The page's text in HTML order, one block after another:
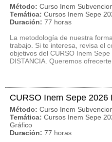
Método: Curso Inem
Temática: Cursos Inem Sepe
Duración: 77 horas
La metodología de nuestra
trabajo. Si te interesa, revisa el
objetivos del CURSO Inem
DISTANCIA. Queremos ofrecerte
CURSO Inem Sepe 2026
Método: Curso Inem
Temática: Cursos Inem Sepe
Gráfico
Duración: 77 horas